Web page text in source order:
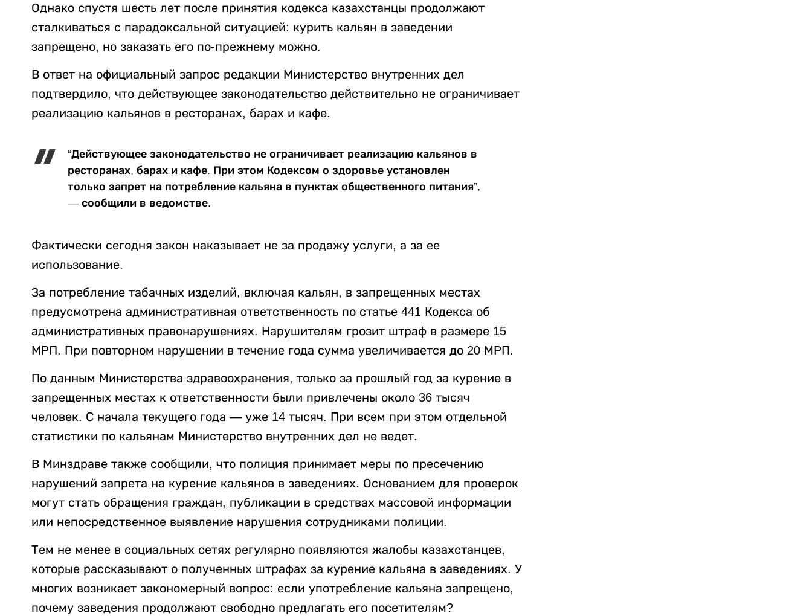
Однако спустя шесть лет после принятия кодекса казахстанцы продолжают
сталкиваться с парадоксальной ситуацией: курить кальян в заведении
запрещено, но заказать его по-прежнему можно.
В ответ на официальный запрос редакции Министерство внутренних дел
подтвердило, что действующее законодательство действительно не ограничивает
реализацию кальянов в ресторанах, барах и кафе.
“Действующее законодательство не ограничивает реализацию кальянов в
ресторанах, барах и кафе. При этом Кодексом о здоровье установлен
только запрет на потребление кальяна в пунктах общественного питания”,
— сообщили в ведомстве.
Фактически сегодня закон наказывает не за продажу услуги, а за ее
использование.
За потребление табачных изделий, включая кальян, в запрещенных местах
предусмотрена административная ответственность по статье 441 Кодекса об
административных правонарушениях. Нарушителям грозит штраф в размере 15
МРП. При повторном нарушении в течение года сумма увеличивается до 20 МРП.
По данным Министерства здравоохранения, только за прошлый год за курение в
запрещенных местах к ответственности были привлечены около 36 тысяч
человек. С начала текущего года — уже 14 тысяч. При всем при этом отдельной
статистики по кальянам Министерство внутренних дел не ведет.
В Минздраве также сообщили, что полиция принимает меры по пресечению
нарушений запрета на курение кальянов в заведениях. Основанием для проверок
могут стать обращения граждан, публикации в средствах массовой информации
или непосредственное выявление нарушения сотрудниками полиции.
Тем не менее в социальных сетях регулярно появляются жалобы казахстанцев,
которые рассказывают о полученных штрафах за курение кальяна в заведениях. У
многих возникает закономерный вопрос: если употребление кальяна запрещено,
почему заведения продолжают свободно предлагать его посетителям?